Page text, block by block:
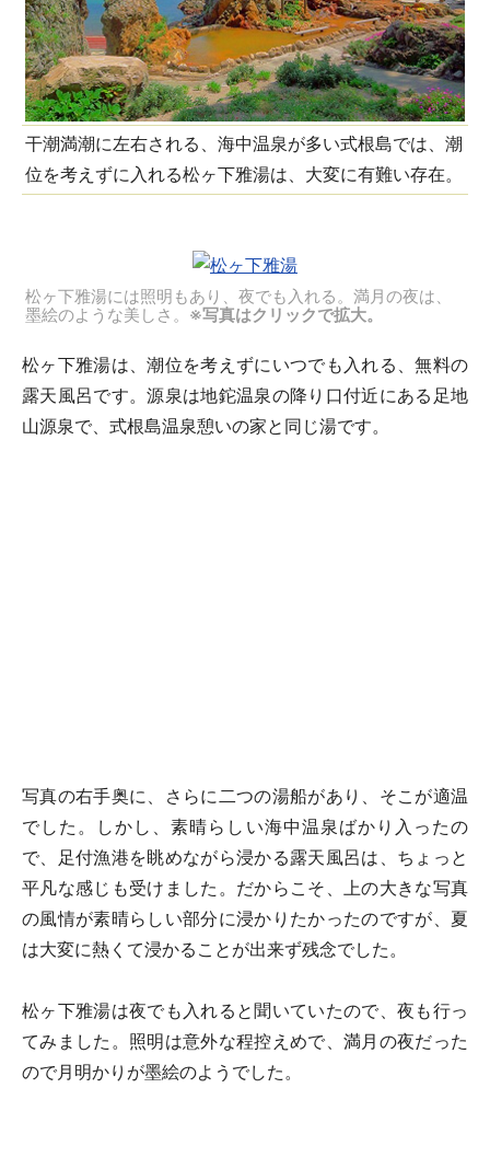
干潮満潮に左右される、海中温泉が多い式根島では、潮
位を考えずに入れる松ヶ下雅湯は、大変に有難い存在。
松ヶ下雅湯には照明もあり、夜でも入れる。満月の夜は、
墨絵のような美しさ。 ※写真はクリックで拡大。
松ヶ下雅湯は、潮位を考えずにいつでも入れる、無料の
露天風呂です。源泉は地鉈温泉の降り口付近にある足地
山源泉で、式根島温泉憩いの家と同じ湯です。
写真の右手奥に、さらに二つの湯船があり、そこが適温
でした。しかし、素晴らしい海中温泉ばかり入ったの
で、足付漁港を眺めながら浸かる露天風呂は、ちょっと
平凡な感じも受けました。だからこそ、上の大きな写真
の風情が素晴らしい部分に浸かりたかったのですが、夏
は大変に熱くて浸かることが出来ず残念でした。
松ヶ下雅湯は夜でも入れると聞いていたので、夜も行っ
てみました。照明は意外な程控えめで、満月の夜だった
ので月明かりが墨絵のようでした。